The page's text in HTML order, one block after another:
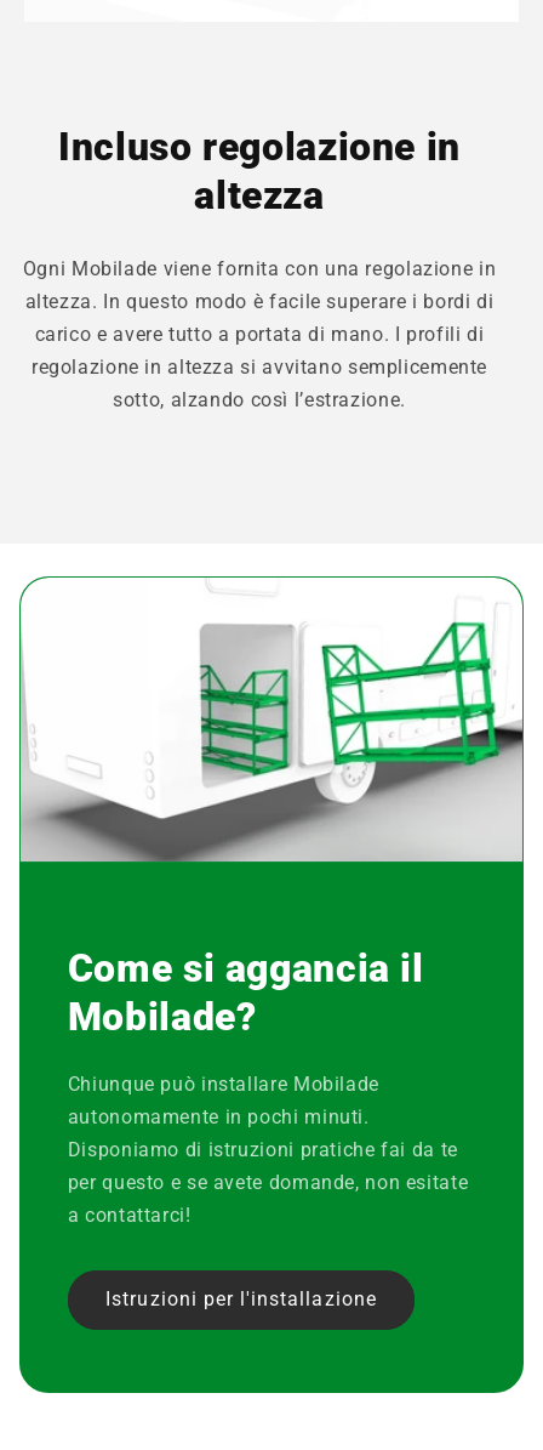
Incluso regolazione in
altezza
Ogni Mobilade viene fornita con una regolazione in
altezza. In questo modo è facile superare i bordi di
carico e avere tutto a portata di mano. I profili di
regolazione in altezza si avvitano semplicemente
sotto, alzando così l’estrazione.
Come si aggancia il
Mobilade?
Chiunque può installare Mobilade
autonomamente in pochi minuti.
Disponiamo di istruzioni pratiche fai da te
per questo e se avete domande, non esitate
a contattarci!
Istruzioni per l'installazione